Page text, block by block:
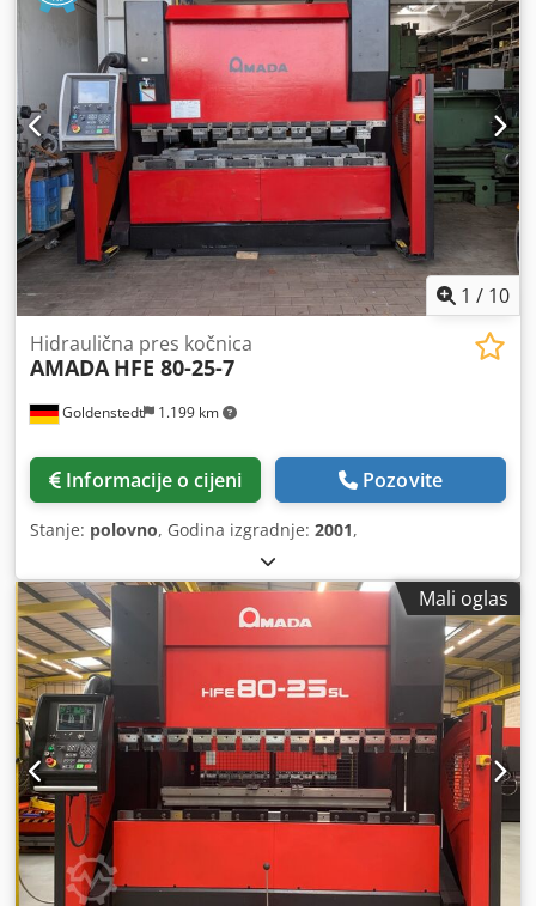
1 / 10
Goldenstedt 1.199 km
Hidraulična pres kočnica
AMADA HFE 80-25-7
Informacije o cijeni Pozovite
Stanje: polovno, Godina izgradnje: 2001,
Mali oglas